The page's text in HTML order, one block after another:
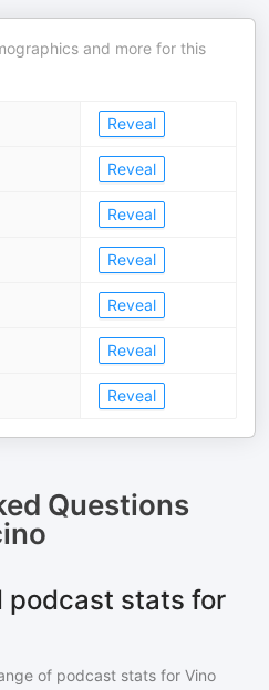
and more for this
Reveal
Reveal
Reveal
Reveal
Reveal
Reveal
Reveal
Questions
podcast stats for
of podcast stats for Vino